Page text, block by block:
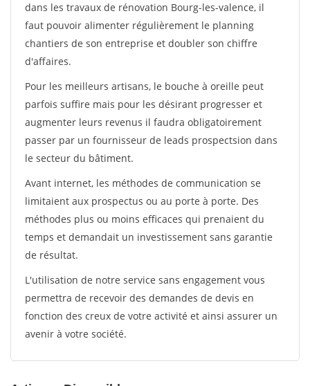
dans les travaux de rénovation Bourg-les-valence, il
faut pouvoir alimenter régulièrement le planning
chantiers de son entreprise et doubler son chiffre
d'affaires.
Pour les meilleurs artisans, le bouche à oreille peut
parfois suffire mais pour les désirant progresser et
augmenter leurs revenus il faudra obligatoirement
passer par un fournisseur de leads prospectsion dans
le secteur du bâtiment.
Avant internet, les méthodes de communication se
limitaient aux prospectus ou au porte à porte. Des
méthodes plus ou moins efficaces qui prenaient du
temps et demandait un investissement sans garantie
de résultat.
L'utilisation de notre service sans engagement vous
permettra de recevoir des demandes de devis en
fonction des creux de votre activité et ainsi assurer un
avenir à votre société.